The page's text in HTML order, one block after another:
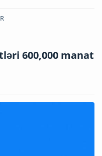
600,000 manat